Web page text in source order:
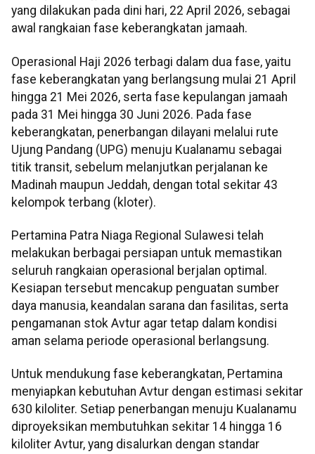
yang dilakukan pada dini hari, 22 April 2026, sebagai
awal rangkaian fase keberangkatan jamaah.
Operasional Haji 2026 terbagi dalam dua fase, yaitu
fase keberangkatan yang berlangsung mulai 21 April
hingga 21 Mei 2026, serta fase kepulangan jamaah
pada 31 Mei hingga 30 Juni 2026. Pada fase
keberangkatan, penerbangan dilayani melalui rute
Ujung Pandang (UPG) menuju Kualanamu sebagai
titik transit, sebelum melanjutkan perjalanan ke
Madinah maupun Jeddah, dengan total sekitar 43
kelompok terbang (kloter).
Pertamina Patra Niaga Regional Sulawesi telah
melakukan berbagai persiapan untuk memastikan
seluruh rangkaian operasional berjalan optimal.
Kesiapan tersebut mencakup penguatan sumber
daya manusia, keandalan sarana dan fasilitas, serta
pengamanan stok Avtur agar tetap dalam kondisi
aman selama periode operasional berlangsung.
Untuk mendukung fase keberangkatan, Pertamina
menyiapkan kebutuhan Avtur dengan estimasi sekitar
630 kiloliter. Setiap penerbangan menuju Kualanamu
diproyeksikan membutuhkan sekitar 14 hingga 16
kiloliter Avtur, yang disalurkan dengan standar